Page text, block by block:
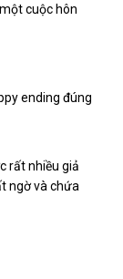
cuộc hôn
ending đúng
rất nhiều giả
ngờ và chứa